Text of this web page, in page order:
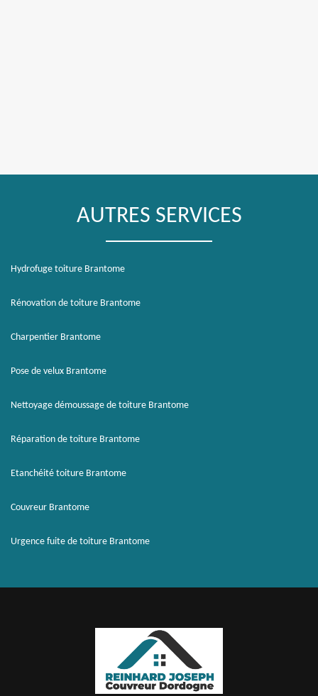
AUTRES SERVICES
Hydrofuge toiture Brantome
Rénovation de toiture Brantome
Charpentier Brantome
Pose de velux Brantome
Nettoyage démoussage de toiture Brantome
Réparation de toiture Brantome
Etanchéité toiture Brantome
Couvreur Brantome
Urgence fuite de toiture Brantome